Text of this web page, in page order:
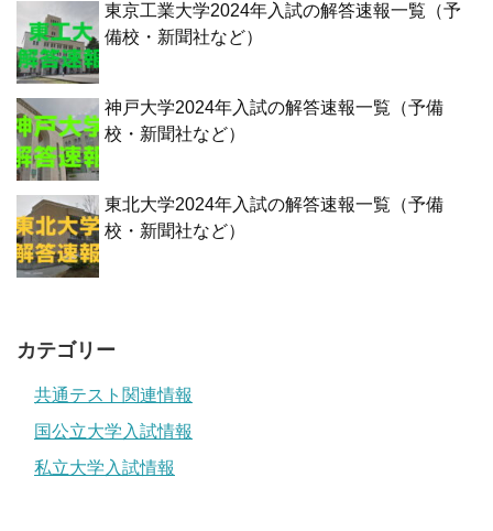
東京工業大学2024年入試の解答速報一覧（予
備校・新聞社など）
神戸大学2024年入試の解答速報一覧（予備
校・新聞社など）
東北大学2024年入試の解答速報一覧（予備
校・新聞社など）
カテゴリー
共通テスト関連情報
国公立大学入試情報
私立大学入試情報